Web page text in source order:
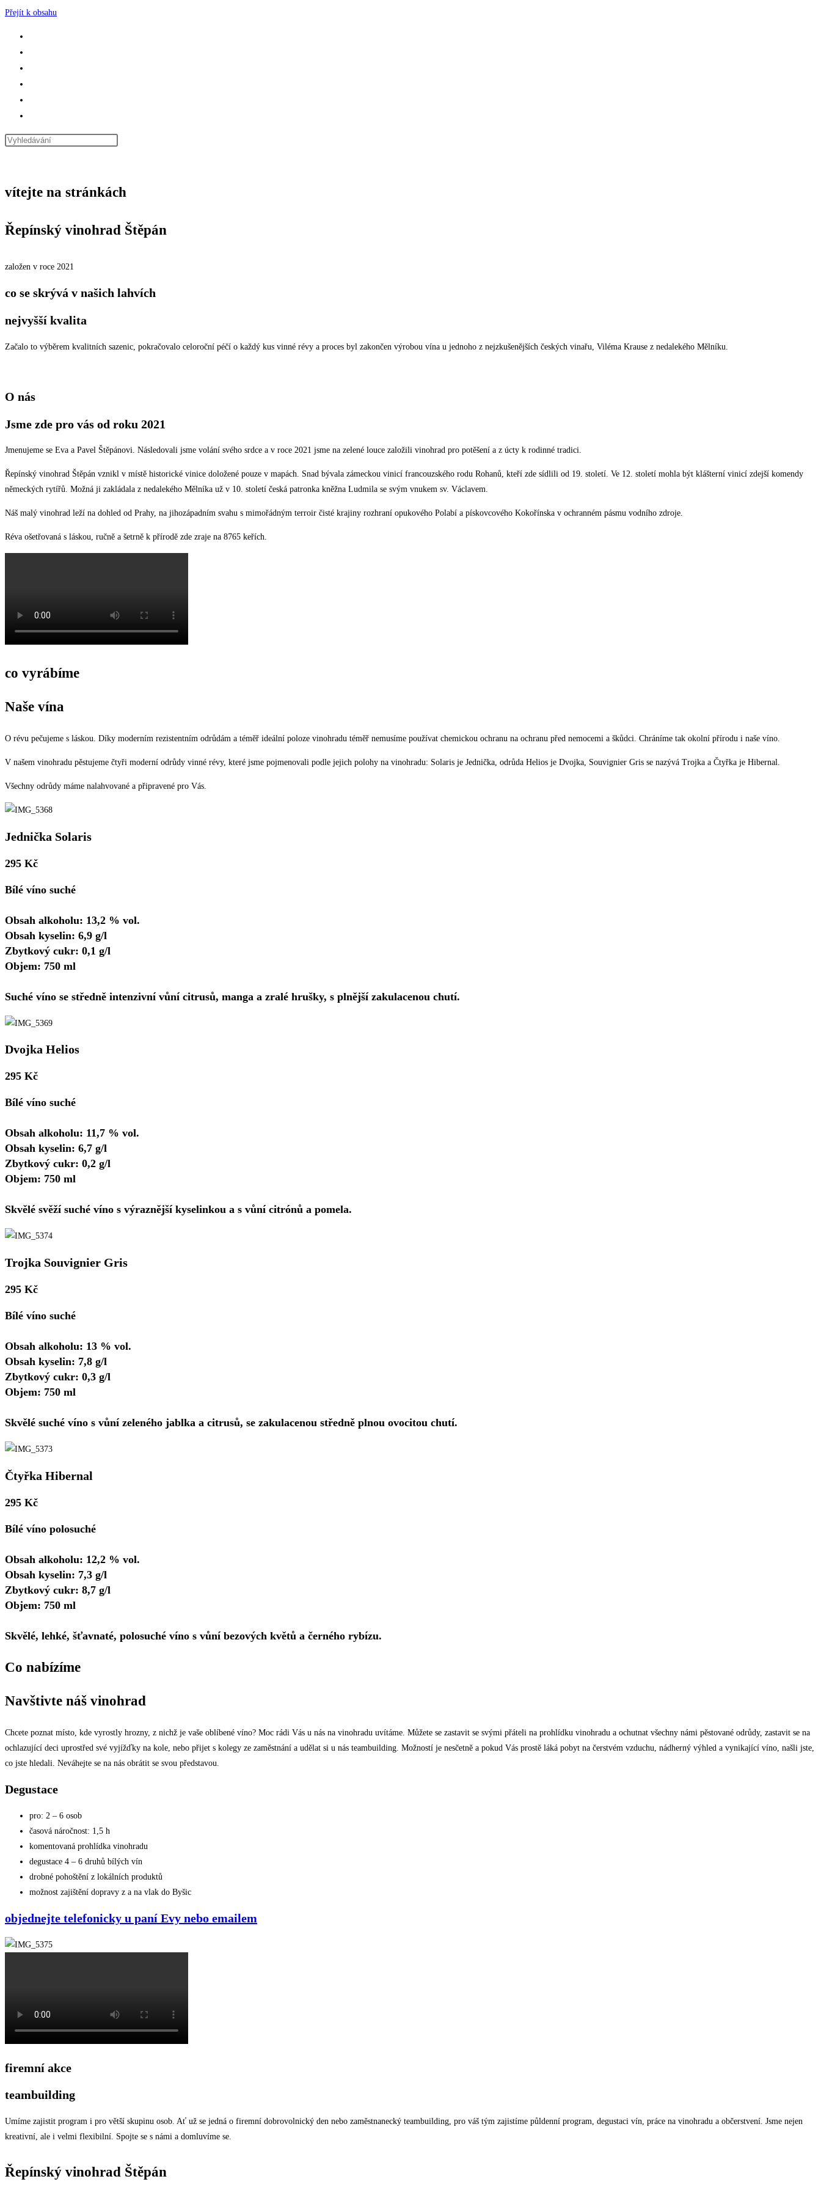
Přejít k obsahu
vítejte na stránkách
Řepínský vinohrad Štěpán
založen v roce 2021
co se skrývá v našich lahvích
nejvyšší kvalita
Začalo to výběrem kvalitních sazenic, pokračovalo celoroční péčí o každý kus vinné révy a proces byl zakončen výrobou vína u jednoho z nejzkušenějších českých vinařu, Viléma Krause z nedalekého Mělníku.
O nás
Jsme zde pro vás od roku 2021
Jmenujeme se Eva a Pavel Štěpánovi. Následovali jsme volání svého srdce a v roce 2021 jsme na zelené louce založili vinohrad pro potěšení a z úcty k rodinné tradici.
Řepínský vinohrad Štěpán vznikl v místě historické vinice doložené pouze v mapách. Snad bývala zámeckou vinicí francouzského rodu Rohanů, kteří zde sídlili od 19. století. Ve 12. století mohla být klášterní vinicí zdejší komendy
německých rytířů. Možná ji zakládala z nedalekého Mělníka už v 10. století česká patronka kněžna Ludmila se svým vnukem sv. Václavem.
Náš malý vinohrad leží na dohled od Prahy, na jihozápadním svahu s mimořádným terroir čisté krajiny rozhraní opukového Polabí a pískovcového Kokořínska v ochranném pásmu vodního zdroje.
Réva ošetřovaná s láskou, ručně a šetrně k přírodě zde zraje na 8765 keřích.
co vyrábíme
Naše vína
O révu pečujeme s láskou. Díky moderním rezistentním odrůdám a téměř ideální poloze vinohradu téměř nemusíme používat chemickou ochranu na ochranu před nemocemi a škůdci. Chráníme tak okolní přírodu i naše víno.
V našem vinohradu pěstujeme čtyři moderní odrůdy vinné révy, které jsme pojmenovali podle jejich polohy na vinohradu: Solaris je Jednička, odrůda Helios je Dvojka, Souvignier Gris se nazývá Trojka a Čtyřka je Hibernal.
Všechny odrůdy máme nalahvované a připravené pro Vás.
Jednička Solaris
295 Kč
Bílé víno suché
Obsah alkoholu: 13,2 % vol.
Obsah kyselin: 6,9 g/l
Zbytkový cukr: 0,1 g/l
Objem: 750 ml
Suché víno se středně intenzivní vůní citrusů, manga a zralé hrušky, s plnější zakulacenou chutí.
Dvojka Helios
295 Kč
Bílé víno suché
Obsah alkoholu: 11,7 % vol.
Obsah kyselin: 6,7 g/l
Zbytkový cukr: 0,2 g/l
Objem: 750 ml
Skvělé svěží suché víno s výraznější kyselinkou a s vůní citrónů a pomela.
Trojka Souvignier Gris
295 Kč
Bílé víno suché
Obsah alkoholu: 13 % vol.
Obsah kyselin: 7,8 g/l
Zbytkový cukr: 0,3 g/l
Objem: 750 ml
Skvělé suché víno s vůní zeleného jablka a citrusů, se zakulacenou středně plnou ovocitou chutí.
Čtyřka Hibernal
295 Kč
Bílé víno polosuché
Obsah alkoholu: 12,2 % vol.
Obsah kyselin: 7,3 g/l
Zbytkový cukr: 8,7 g/l
Objem: 750 ml
Skvělé, lehké, šťavnaté, polosuché víno s vůní bezových květů a černého rybízu.
Co nabízíme
Navštivte náš vinohrad
Chcete poznat místo, kde vyrostly hrozny, z nichž je vaše oblíbené víno? Moc rádi Vás u nás na vinohradu uvítáme. Můžete se zastavit se svými přáteli na prohlídku vinohradu a ochutnat všechny námi pěstované odrůdy, zastavit se na
ochlazující deci uprostřed své vyjížďky na kole, nebo přijet s kolegy ze zaměstnání a udělat si u nás teambuilding. Možností je nesčetně a pokud Vás prostě láká pobyt na čerstvém vzduchu, nádherný výhled a vynikající víno, našli jste,
co jste hledali. Neváhejte se na nás obrátit se svou představou.
Degustace
pro: 2 – 6 osob
časová náročnost: 1,5 h
komentovaná prohlídka vinohradu
degustace 4 – 6 druhů bílých vín
drobné pohoštění z lokálních produktů
možnost zajištění dopravy z a na vlak do Byšic
objednejte telefonicky u paní Evy nebo emailem
firemní akce
teambuilding
Umíme zajistit program i pro větší skupinu osob. Ať už se jedná o firemní dobrovolnický den nebo zaměstnanecký teambuilding, pro váš tým zajistíme půldenní program, degustaci vín, práce na vinohradu a občerstvení. Jsme nejen
kreativní, ale i velmi flexibilní. Spojte se s námi a domluvíme se.
Řepínský vinohrad Štěpán